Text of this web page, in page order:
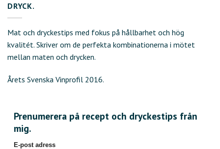
DRYCK.
Mat och dryckestips med fokus på hållbarhet och hög
kvalitét. Skriver om de perfekta kombinationerna i mötet
mellan maten och drycken.
Årets Svenska Vinprofil 2016.
Prenumerera på recept och dryckestips från
mig.
E-post adress